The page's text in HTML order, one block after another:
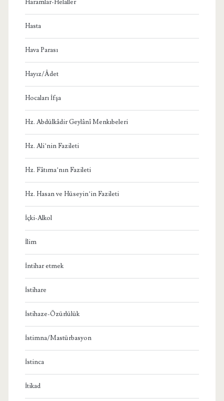
Haramlar-Helaller
Hasta
Hava Parası
Hayız/Âdet
Hocaları İfşa
Hz. Abdülkâdir Geylânî Menkıbeleri
Hz. Ali’nin Fazileti
Hz. Fâtıma’nın Fazileti
Hz. Hasan ve Hüseyin’in Fazileti
İçki-Alkol
İlim
İntihar etmek
İstihare
İstihaze-Özürlülük
İstimna/Mastürbasyon
İstinca
İtikad